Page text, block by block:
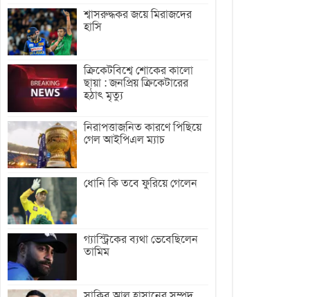
শ্বাসরুদ্ধকর জয়ে মিরাজদের
হাসি
ক্রিকেটবিশ্বে শোকের কালো
ছায়া : জনপ্রিয় ক্রিকেটারের
হঠাৎ মৃত্যু
নিরাপত্তাজনিত কারণে পিছিয়ে
গেল আইপিএল ম্যাচ
ধোনি কি তবে ফুরিয়ে গেলেন
গ্যাস্ট্রিকের ব্যথা ভেবেছিলেন
তামিম